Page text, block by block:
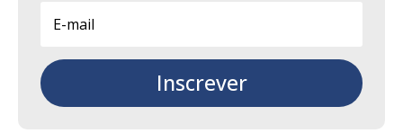
Inscrever